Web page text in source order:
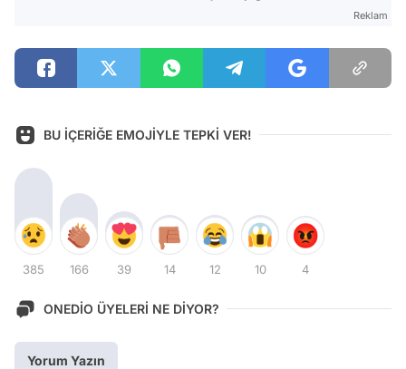
Reklam
BU İÇERİĞE EMOJİYLE TEPKİ VER!
385 166 39 14 12 10 4
ONEDİO ÜYELERİ NE DİYOR?
Yorum Yazın